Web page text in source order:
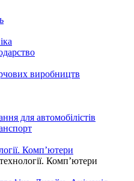
виробництв
для автомобілістів
Комп’ютери
Комп’ютери